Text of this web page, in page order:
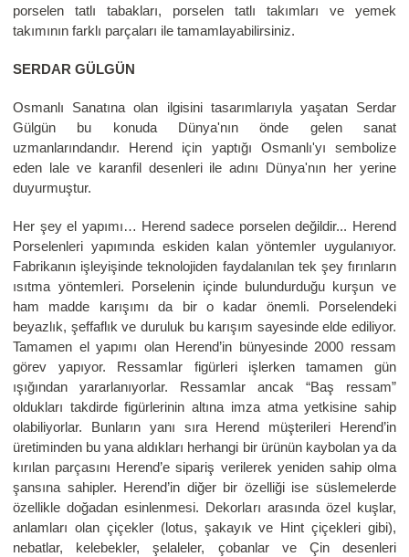
porselen tatlı tabakları, porselen tatlı takımları ve yemek
takımının farklı parçaları ile tamamlayabilirsiniz.
SERDAR GÜLGÜN
Osmanlı Sanatına olan ilgisini tasarımlarıyla yaşatan Serdar
Gülgün bu konuda Dünya'nın önde gelen sanat
uzmanlarındandır. Herend için yaptığı Osmanlı'yı sembolize
eden lale ve karanfil desenleri ile adını Dünya'nın her yerine
duyurmuştur.
Her şey el yapımı… Herend sadece porselen değildir... Herend
Porselenleri yapımında eskiden kalan yöntemler uygulanıyor.
Fabrikanın işleyişinde teknolojiden faydalanılan tek şey fırınların
ısıtma yöntemleri. Porselenin içinde bulundurduğu kurşun ve
ham madde karışımı da bir o kadar önemli. Porselendeki
beyazlık, şeffaflık ve duruluk bu karışım sayesinde elde ediliyor.
Tamamen el yapımı olan Herend’in bünyesinde 2000 ressam
görev yapıyor. Ressamlar figürleri işlerken tamamen gün
ışığından yararlanıyorlar. Ressamlar ancak “Baş ressam”
oldukları takdirde figürlerinin altına imza atma yetkisine sahip
olabiliyorlar. Bunların yanı sıra Herend müşterileri Herend’in
üretiminden bu yana aldıkları herhangi bir ürünün kaybolan ya da
kırılan parçasını Herend’e sipariş verilerek yeniden sahip olma
şansına sahipler. Herend’in diğer bir özelliği ise süslemelerde
özellikle doğadan esinlenmesi. Dekorları arasında özel kuşlar,
anlamları olan çiçekler (lotus, şakayık ve Hint çiçekleri gibi),
nebatlar, kelebekler, şelaleler, çobanlar ve Çin desenleri